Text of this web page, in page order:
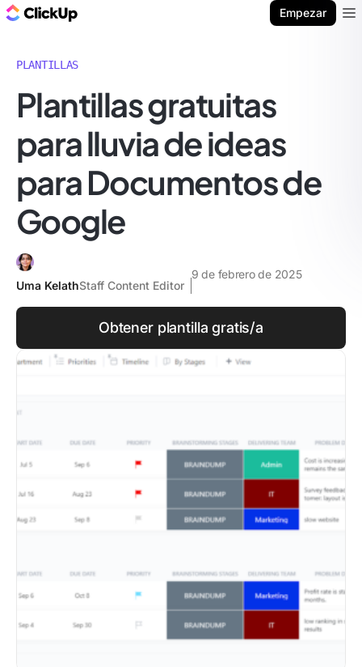
Empezar
PLANTILLAS
Plantillas gratuitas
para lluvia de ideas
para Documentos de
Google
Uma KelathStaff Content Editor
9 de febrero de 2025
Obtener plantilla gratis/a